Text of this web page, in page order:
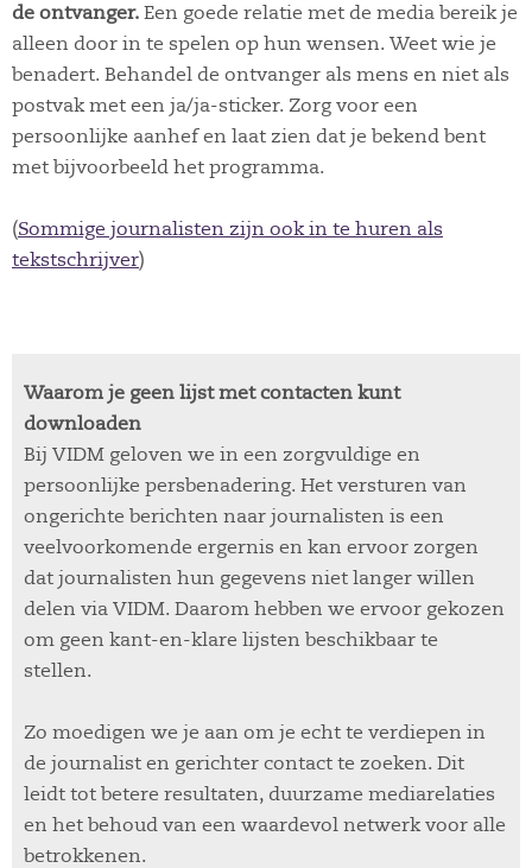
de ontvanger. Een goede relatie met de media bereik je
alleen door in te spelen op hun wensen. Weet wie je
benadert. Behandel de ontvanger als mens en niet als
postvak met een ja/ja-sticker. Zorg voor een
persoonlijke aanhef en laat zien dat je bekend bent
met bijvoorbeeld het programma.
(Sommige journalisten zijn ook in te huren als
tekstschrijver)
Waarom je geen lijst met contacten kunt
downloaden
Bij VIDM geloven we in een zorgvuldige en
persoonlijke persbenadering. Het versturen van
ongerichte berichten naar journalisten is een
veelvoorkomende ergernis en kan ervoor zorgen
dat journalisten hun gegevens niet langer willen
delen via VIDM. Daarom hebben we ervoor gekozen
om geen kant-en-klare lijsten beschikbaar te
stellen.
Zo moedigen we je aan om je echt te verdiepen in
de journalist en gerichter contact te zoeken. Dit
leidt tot betere resultaten, duurzame mediarelaties
en het behoud van een waardevol netwerk voor alle
betrokkenen.